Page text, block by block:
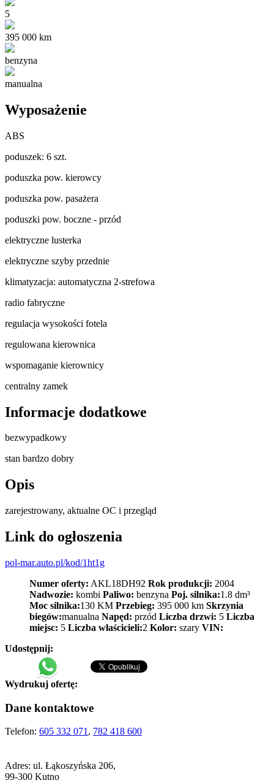
5
395 000 km
benzyna
manualna
Wyposażenie
ABS
poduszek: 6 szt.
poduszka pow. kierowcy
poduszka pow. pasażera
poduszki pow. boczne - przód
elektryczne lusterka
elektryczne szyby przednie
klimatyzacja: automatyczna 2-strefowa
radio fabryczne
regulacja wysokości fotela
regulowana kierownica
wspomaganie kierownicy
centralny zamek
Informacje dodatkowe
bezwypadkowy
stan bardzo dobry
Opis
zarejestrowany, aktualne OC i przegląd
Link do ogłoszenia
pol-mar.auto.pl/kod/1ht1g
Numer oferty: AKL18DH92 Rok produkcji: 2004
Nadwozie: kombi Paliwo: benzyna Poj. silnika:1.8 dm³
Moc silnika:130 KM Przebieg: 395 000 km Skrzynia
biegów:manualna Napęd: przód Liczba drzwi: 5 Liczba
miejsc: 5 Liczba właścicieli:2 Kolor: szary VIN:
Udostępnij:
Wydrukuj ofertę:
Dane kontaktowe
Telefon: 605 332 071, 782 418 600
Adres: ul. Łąkoszyńska 206,
99-300 Kutno